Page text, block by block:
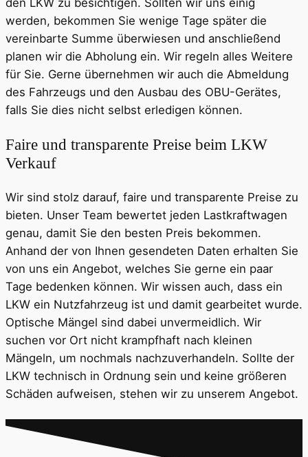
den LKW zu besichtigen. Sollten wir uns einig
werden, bekommen Sie wenige Tage später die
vereinbarte Summe überwiesen und anschließend
planen wir die Abholung ein. Wir regeln alles Weitere
für Sie. Gerne übernehmen wir auch die Abmeldung
des Fahrzeugs und den Ausbau des OBU-Gerätes,
falls Sie dies nicht selbst erledigen können.
Faire und transparente Preise beim LKW
Verkauf
Wir sind stolz darauf, faire und transparente Preise zu
bieten. Unser Team bewertet jeden Lastkraftwagen
genau, damit Sie den besten Preis bekommen.
Anhand der von Ihnen gesendeten Daten erhalten Sie
von uns ein Angebot, welches Sie gerne ein paar
Tage bedenken können. Wir wissen auch, dass ein
LKW ein Nutzfahrzeug ist und damit gearbeitet wurde.
Optische Mängel sind dabei unvermeidlich. Wir
suchen vor Ort nicht krampfhaft nach kleinen
Mängeln, um nochmals nachzuverhandeln. Sollte der
LKW technisch in Ordnung sein und keine größeren
Schäden aufweisen, stehen wir zu unserem Angebot.